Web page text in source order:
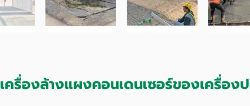
เครื่องล้างแผงคอนเดนเซอร์ของเครื่อง